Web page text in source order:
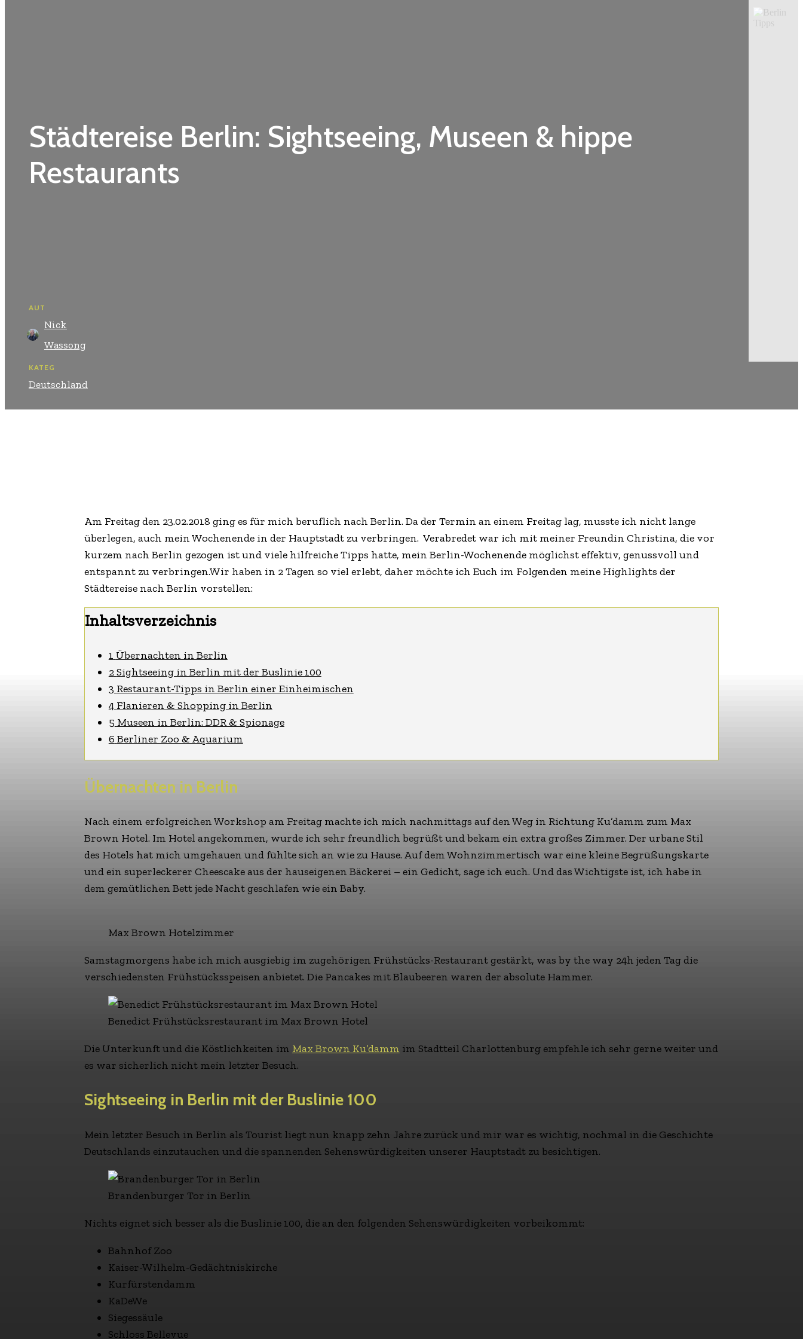
Städtereise Berlin: Sightseeing, Museen & hippe
Restaurants
AUTOR:
Nick
Wassong
KATEGORIEN:
Deutschland
Am Freitag den 23.02.2018 ging es für mich beruflich nach Berlin. Da der Termin an einem Freitag lag, musste ich nicht lange
überlegen, auch mein Wochenende in der Hauptstadt zu verbringen. Verabredet war ich mit meiner Freundin Christina, die vor
kurzem nach Berlin gezogen ist und viele hilfreiche Tipps hatte, mein Berlin-Wochenende möglichst effektiv, genussvoll und
entspannt zu verbringen.Wir haben in 2 Tagen so viel erlebt, daher möchte ich Euch im Folgenden meine Highlights der
Städtereise nach Berlin vorstellen:
Inhaltsverzeichnis
1 Übernachten in Berlin
2Sightseeing in Berlin mit der Buslinie 100
3 Restaurant-Tipps in Berlin einer Einheimischen
4 Flanieren & Shopping in Berlin
5 Museen in Berlin: DDR & Spionage
6 Berliner Zoo & Aquarium
Übernachten in Berlin
Nach einem erfolgreichen Workshop am Freitag machte ich mich nachmittags auf den Weg in Richtung Ku’damm zum Max
Brown Hotel. Im Hotel angekommen, wurde ich sehr freundlich begrüßt und bekam ein extra großes Zimmer. Der urbane Stil
des Hotels hat mich umgehauen und fühlte sich an wie zu Hause. Auf dem Wohnzimmertisch war eine kleine Begrüßungskarte
und ein superleckerer Cheescake aus der hauseigenen Bäckerei – ein Gedicht, sage ich euch. Und das Wichtigste ist, ich habe in
dem gemütlichen Bett jede Nacht geschlafen wie ein Baby.
Max Brown Hotelzimmer
Samstagmorgens habe ich mich ausgiebig im zugehörigen Frühstücks-Restaurant gestärkt, was by the way 24h jeden Tag die
verschiedensten Frühstücksspeisen anbietet. Die Pancakes mit Blaubeeren waren der absolute Hammer.
Benedict Frühstücksrestaurant im Max Brown Hotel
Die Unterkunft und die Köstlichkeiten im Max Brown Ku’damm im Stadtteil Charlottenburg empfehle ich sehr gerne weiter und
es war sicherlich nicht mein letzter Besuch.
Sightseeing in Berlin mit der Buslinie 100
Mein letzter Besuch in Berlin als Tourist liegt nun knapp zehn Jahre zurück und mir war es wichtig, nochmal in die Geschichte
Deutschlands einzutauchen und die spannenden Sehenswürdigkeiten unserer Hauptstadt zu besichtigen.
Brandenburger Tor in Berlin
Nichts eignet sich besser als die Buslinie 100, die an den folgenden Sehenswürdigkeiten vorbeikommt:
Bahnhof Zoo
Kaiser-Wilhelm-Gedächtniskirche
Kurfürstendamm
KaDeWe
Siegessäule
Schloss Bellevue